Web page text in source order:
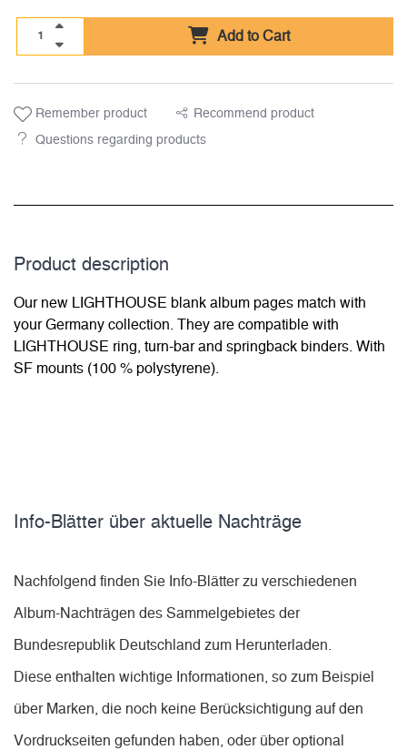
Add to Cart
Remember product Recommend product
Questions regarding products
Product description
Our new LIGHTHOUSE blank album pages match with
your Germany collection. They are compatible with
LIGHTHOUSE ring, turn-bar and springback binders. With
SF mounts (100 % polystyrene).
Info-Blätter über aktuelle Nachträge
Nachfolgend finden Sie Info-Blätter zu verschiedenen
Album-Nachträgen des Sammelgebietes der
Bundesrepublik Deutschland zum Herunterladen.
Diese enthalten wichtige Informationen, so zum Beispiel
über Marken, die noch keine Berücksichtigung auf den
Vordruckseiten gefunden haben, oder über optional